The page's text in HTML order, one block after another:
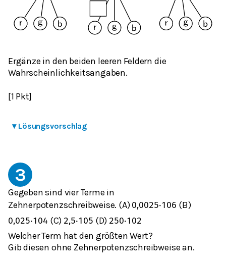
Ergänze in den beiden leeren Feldern die
Wahrscheinlichkeitsangaben.
[1 Pkt]
▾ Lösungsvorschlag
3
Gegeben sind vier Terme in
Zehnerpotenzschreibweise. (A) 0,0025⋅106 (B)
0,025⋅104 (C) 2,5⋅105 (D) 250⋅102
Welcher Term hat den größten Wert?
Gib diesen ohne Zehnerpotenzschreibweise an.